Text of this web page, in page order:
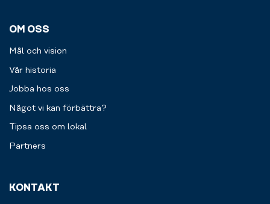
OM OSS
Mål och vision
Vår historia
Jobba hos oss
Något vi kan förbättra?
Tipsa oss om lokal
Partners
KONTAKT